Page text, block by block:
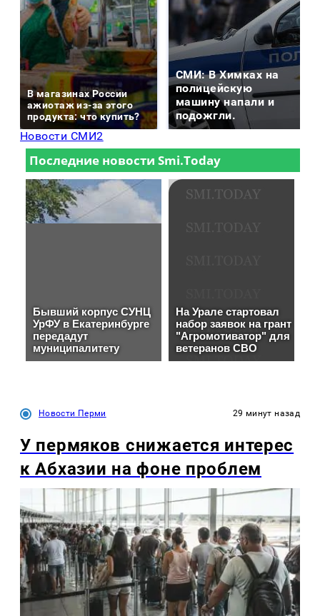
В магазинах России
ажиотаж из-за этого
продукта: что купить?
СМИ: В Химках на
полицейскую
машину напали и
подожгли.
Новости СМИ2
Новости Перми 29 минут назад
У пермяков снижается интерес
к Абхазии на фоне проблем